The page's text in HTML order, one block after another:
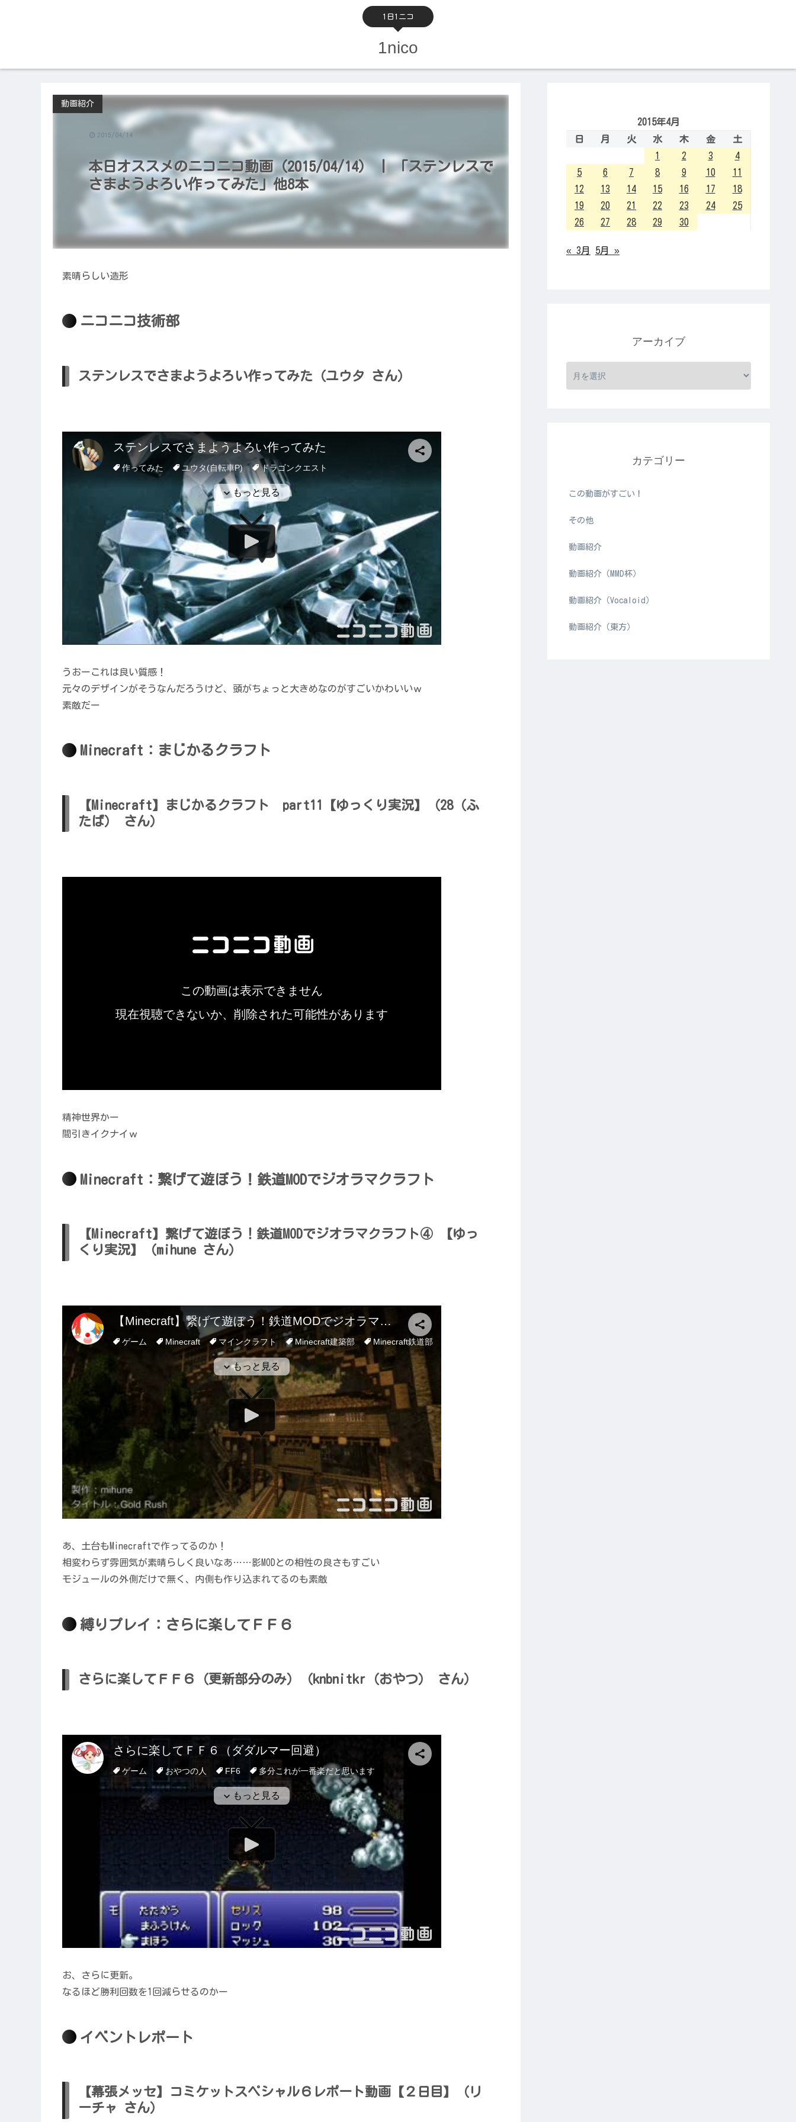
1日1ニコ
1nico
本日オススメのニコニコ動画（2015/04/14） | 「ステンレスで
さまようよろい作ってみた」他8本
動画紹介
2015/04/14
素晴らしい造形
ニコニコ技術部
ステンレスでさまようよろい作ってみた（ユウタ さん）
うおーこれは良い質感！
元々のデザインがそうなんだろうけど、頭がちょっと大きめなのがすごいかわいいｗ
素敵だー
Minecraft：まじかるクラフト
【Minecraft】まじかるクラフト part11【ゆっくり実況】（28（ふ
たば） さん）
精神世界かー
間引きイクナイｗ
Minecraft：繋げて遊ぼう！鉄道MODでジオラマクラフト
【Minecraft】繋げて遊ぼう！鉄道MODでジオラマクラフト④ 【ゆっ
くり実況】（mihune さん）
あ、土台もMinecraftで作ってるのか！
相変わらず雰囲気が素晴らしく良いなあ……影MODとの相性の良さもすごい
モジュールの外側だけで無く、内側も作り込まれてるのも素敵
縛りプレイ：さらに楽してＦＦ６
さらに楽してＦＦ６（更新部分のみ）（knbnitkr（おやつ） さん）
お、さらに更新。
なるほど勝利回数を1回減らせるのかー
イベントレポート
【幕張メッセ】コミケットスペシャル６レポート動画【２日目】（リ
ーチャ さん）
2015年4月
日
月 火 水 木 金
土
1
2 3
4
5
6 7 8 9 10
11
12
13 14 15 16 17
18
19
20 21 22 23 24
25
26
27 28 29 30
« 3月 5月 »
アーカイブ
カテゴリー
この動画がすごい！
その他
動画紹介
動画紹介（MMD杯）
動画紹介（Vocaloid）
動画紹介（東方）